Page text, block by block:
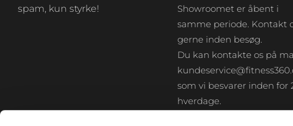
spam, kun styrke!
Showroomet er åbent i
samme periode. Kontakt
gerne inden besøg.
Du kan kontakte os på
som vi besvarer inden for
hverdage.